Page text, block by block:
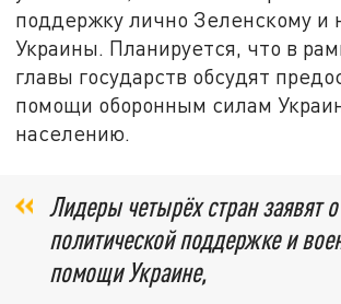
поддержку лично Зеленскому и
Украины. Планируется, что в
главы государств обсудят
помощи оборонным силам
населению.
Лидеры четырёх стран заявят о
политической поддержке и
помощи Украине,